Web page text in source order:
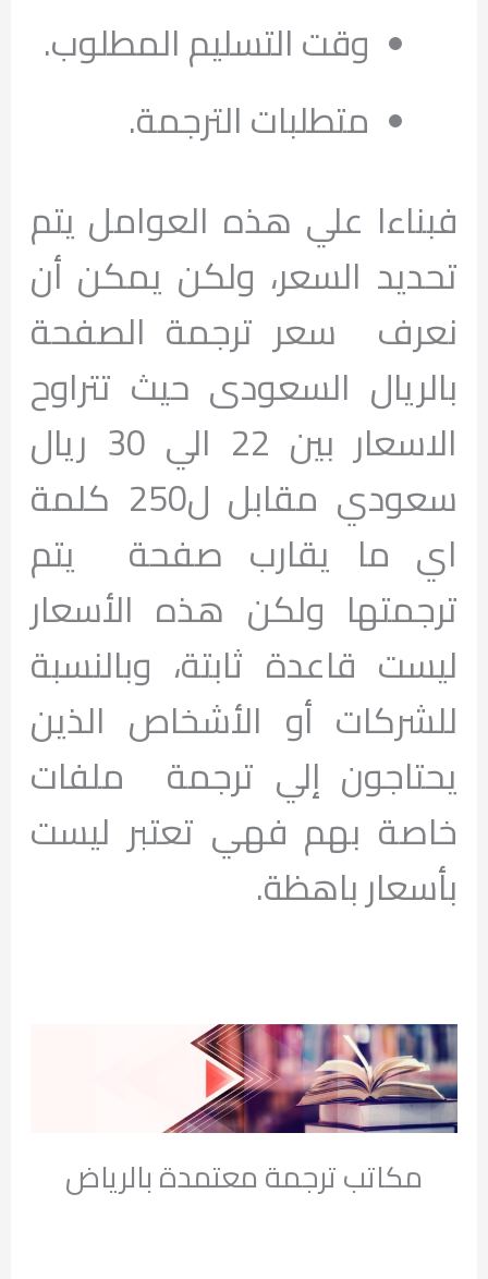
وقت التسليم المطلوب.
متطلبات الترجمة.
فبناءا علي هذه العوامل يتم
تحديد السعر، ولكن يمكن أن
نعرف سعر ترجمة الصفحة
بالريال السعودى حيث تتراوح
الاسعار بين 22 الي 30 ريال
سعودي مقابل ل250 كلمة
اي ما يقارب صفحة يتم
ترجمتها ولكن هذه الأسعار
ليست قاعدة ثابتة، وبالنسبة
للشركات أو الأشخاص الذين
يحتاجون إلي ترجمة ملفات
خاصة بهم فهي تعتبر ليست
بأسعار باهظة.
مكاتب ترجمة معتمدة بالرياض